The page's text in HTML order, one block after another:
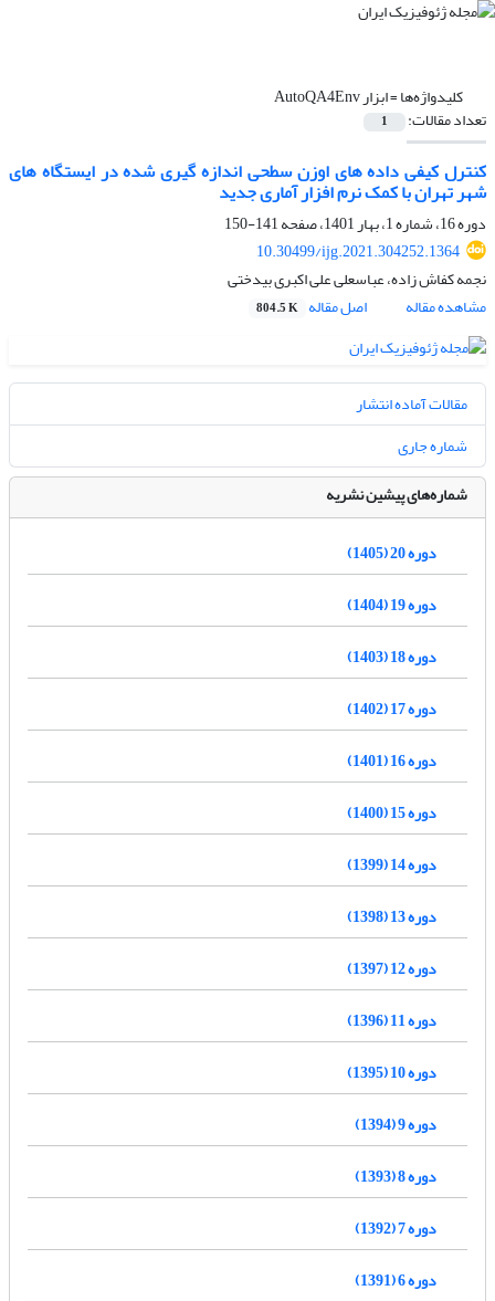
کلیدواژه‌ها =ابزار AutoQA4Env
تعداد مقالات: 1
کنترل کیفی داده های اوزن سطحی اندازه گیری شده در ایستگاه های
شهر تهران با کمک نرم افزار آماری جدید
دوره 16، شماره 1، بهار 1401، صفحه
141-150
10.30499/ijg.2021.304252.1364
نجمه کفاش زاده، عباسعلی علی اکبری بیدختی
مشاهده مقاله
اصل مقاله 804.5 K
مقالات آماده انتشار
شماره جاری
شماره‌های پیشین نشریه
دوره 20 (1405)
دوره 19 (1404)
دوره 18 (1403)
دوره 17 (1402)
دوره 16 (1401)
دوره 15 (1400)
دوره 14 (1399)
دوره 13 (1398)
دوره 12 (1397)
دوره 11 (1396)
دوره 10 (1395)
دوره 9 (1394)
دوره 8 (1393)
دوره 7 (1392)
دوره 6 (1391)